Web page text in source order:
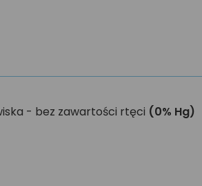
- bez zawartości rtęci (0% Hg)